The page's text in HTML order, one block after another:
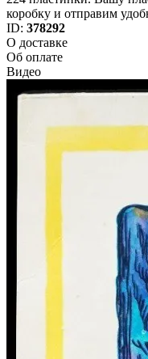
коробку и отправим
ID: 378292
О доставке
Об оплате
Видео